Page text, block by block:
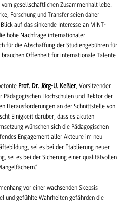
gesellschaftlichen Zusammenhalt lebe.
Forschung und Transfer seien daher
auf das sinkende Interesse an MINT-
hohe Nachfrage internationaler
für die Abschaffung der Studiengebühren für
Offenheit für internationale Talente
Prof. Dr. Jörg-U. Keßler, Vorsitzender
Hochschulen und Rektor der
Herausforderungen an der Schnittstelle von
Einigkeit darüber, dass es akuten
wünschen sich die Pädagogischen
Engagement aller Akteure im neu
sei es bei der Etablierung neuer
sei es bei der Sicherung einer qualitätvollen
vor einer wachsenden Skepsis
und gefühlte Wahrheiten gefährden die